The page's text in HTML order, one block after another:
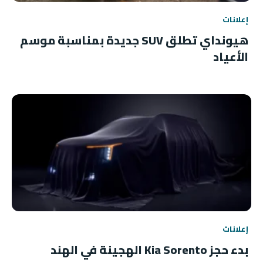
إعلانات
هيونداي تطلق SUV جديدة بمناسبة موسم
الأعياد
إعلانات
بدء حجز Kia Sorento الهجينة في الهند